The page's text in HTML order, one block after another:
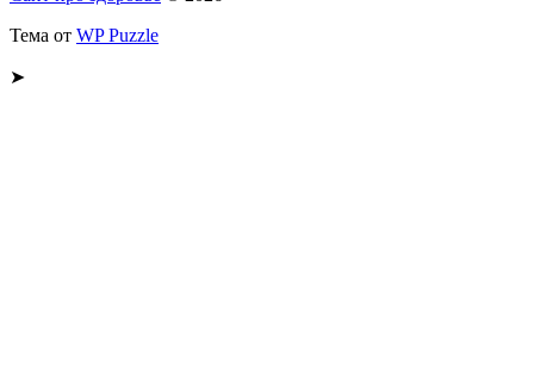
Тема от WP Puzzle
➤